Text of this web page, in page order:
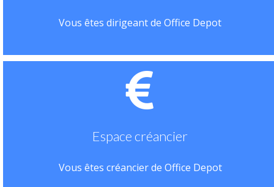
Vous êtes dirigeant de Office Depot
Espace créancier
Vous êtes créancier de Office Depot